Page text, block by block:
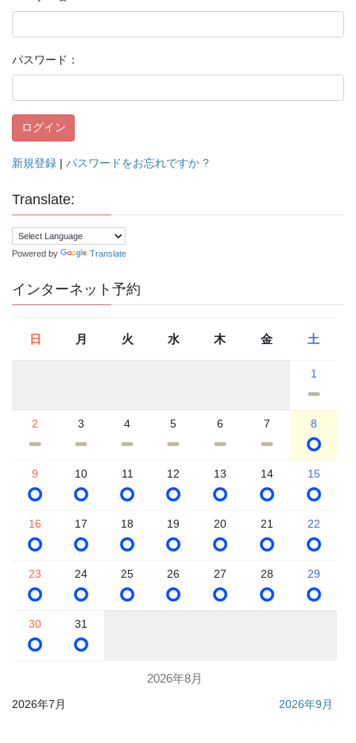
パスワード：
新規登録 | パスワードをお忘れですか ?
Translate:
Powered by Translate
インターネット予約
2026年8月
日 月 火 水 木 金 土
1
2 3 4 5 6 7 8
9 10 11 12 13 14 15
16 17 18 19 20 21 22
23 24 25 26 27 28 29
30 31
2026年7月 2026年9月